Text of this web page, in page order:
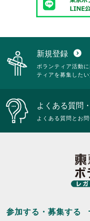
新規登録 expand_circle_down
ボランティア活動
ティアを募集した
よくある質問
よくある質問とお
参加する・募集する